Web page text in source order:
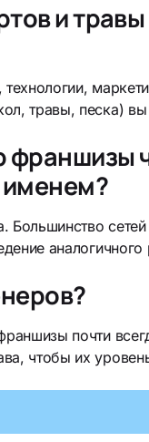
и
травы, песка)
франшизы
именем?
Большинство
аналогичного
почти
чтобы их